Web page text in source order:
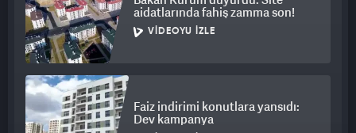
aidatlarında fahiş zamma son!
VIDEOYU İZLE
Faiz indirimi konutlara yansıdı:
Dev kampanya